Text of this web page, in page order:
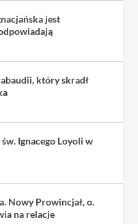
jest
który skradł
Ignacego Loyoli w
Nowy Prowincjał, o.
na relacje